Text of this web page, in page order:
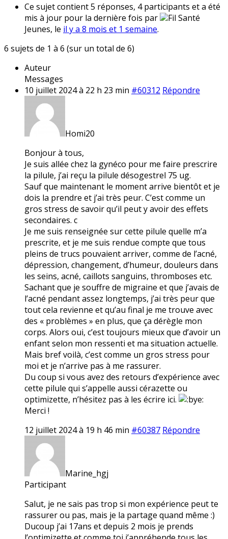
Ce sujet contient 5 réponses, 4 participants et a été
mis à jour pour la dernière fois par
Fil Santé
Jeunes, le il y a 8 mois et 1 semaine.
6 sujets de 1 à 6 (sur un total de 6)
Auteur
Messages
10 juillet 2024 à 22 h 23 min #60312 Répondre
Homi20
Bonjour à tous,
Je suis allée chez la gynéco pour me faire prescrire
la pilule, j’ai reçu la pilule désogestrel 75 ug.
Sauf que maintenant le moment arrive bientôt et je
dois la prendre et j’ai très peur. C’est comme un
gros stress de savoir qu’il peut y avoir des effets
secondaires. c
Je me suis renseignée sur cette pilule quelle m’a
prescrite, et je me suis rendue compte que tous
pleins de trucs pouvaient arriver, comme de l’acné,
dépression, changement, d’humeur, douleurs dans
les seins, acné, caillots sanguins, thromboses etc.
Sachant que je souffre de migraine et que j’avais de
l’acné pendant assez longtemps, j’ai très peur que
tout cela revienne et qu’au final je me trouve avec
des « problèmes » en plus, que ça dérègle mon
corps. Alors oui, c’est toujours mieux que d’avoir un
enfant selon mon ressenti et ma situation actuelle.
Mais bref voilà, c’est comme un gros stress pour
moi et je n’arrive pas à me rassurer.
Du coup si vous avez des retours d’expérience avec
cette pilule qui s’appelle aussi cérazette ou
optimizette, n’hésitez pas à les écrire ici.
Merci !
12 juillet 2024 à 19 h 46 min #60387 Répondre
Marine_hgj
Participant
Salut, je ne sais pas trop si mon expérience peut te
rassurer ou pas, mais je la partage quand même :)
Ducoup j’ai 17ans et depuis 2 mois je prends